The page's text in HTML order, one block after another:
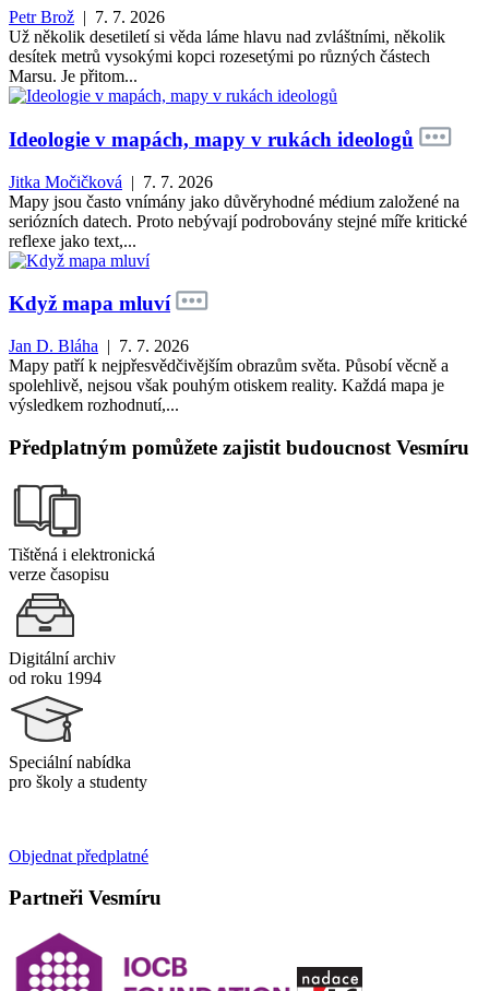
Petr Brož | 7. 7. 2026
Už několik desetiletí si věda láme hlavu nad zvláštními, několik
desítek metrů vysokými kopci rozesetými po různých částech
Marsu. Je přitom...
Ideologie v mapách, mapy v rukách ideologů
Jitka Močičková | 7. 7. 2026
Mapy jsou často vnímány jako důvěryhodné médium založené na
seriózních datech. Proto nebývají podrobovány stejné míře kritické
reflexe jako text,...
Když mapa mluví
Jan D. Bláha | 7. 7. 2026
Mapy patří k nejpřesvědčivějším obrazům světa. Působí věcně a
spolehlivě, nejsou však pouhým otiskem reality. Každá mapa je
výsledkem rozhodnutí,...
Předplatným pomůžete zajistit budoucnost Vesmíru
Tištěná i elektronická
verze časopisu
Digitální archiv
od roku 1994
Speciální nabídka
pro školy a studenty
Objednat předplatné
Partneři Vesmíru